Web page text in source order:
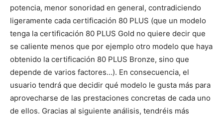
potencia, menor sonoridad en general, contradiciendo
ligeramente cada certificación 80 PLUS (que un modelo
tenga la certificación 80 PLUS Gold no quiere decir que
se caliente menos que por ejemplo otro modelo que haya
obtenido la certificación 80 PLUS Bronze, sino que
depende de varios factores…). En consecuencia, el
usuario tendrá que decidir qué modelo le gusta más para
aprovecharse de las prestaciones concretas de cada uno
de ellos. Gracias al siguiente análisis, tendréis más